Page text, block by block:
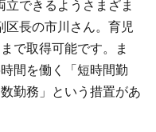
立できるようさまざま
区長の市川さん。育児
で取得可能です。ま
間を働く「短時間勤
勤務」という措置があ